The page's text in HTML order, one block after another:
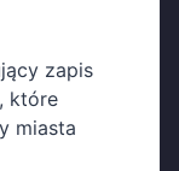
zapis
które
miasta